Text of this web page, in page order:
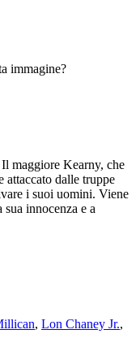
immagine?
maggiore Kearny, che
attaccato dalle truppe
i suoi uomini. Viene
innocenza e a
, Lon Chaney Jr.,